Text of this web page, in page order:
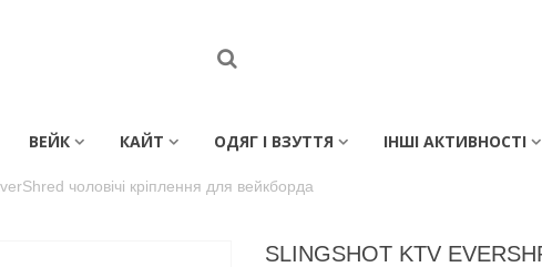
ВЕЙК КАЙТ ОДЯГ І ВЗУТТЯ ІНШІ АКТИВНОСТІ
чоловічі кріплення для вейкборда
SLINGSHOT KTV